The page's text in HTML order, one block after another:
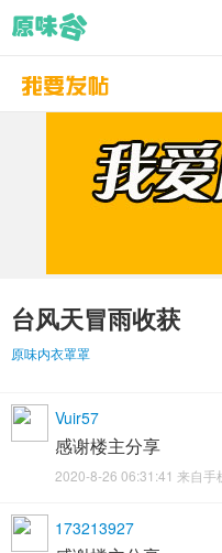
台风天冒雨收获
原味内衣罩罩
Vuir57
感谢楼主分享
2020-8-26 06:31:41 来自手
173213927